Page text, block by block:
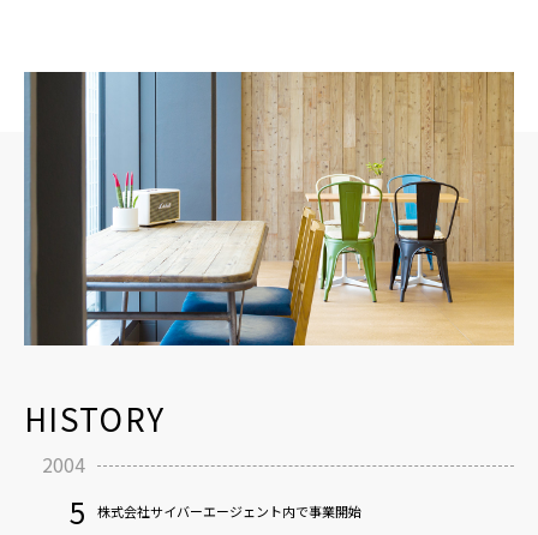
株式会社cory
代表取締役：諏訪 優太
〒150-0031 東京都渋谷区桜丘町20-1 渋谷インフォスタワー13F
株式会社UNCOVER TRUTH
代表取締役：石川 敬三
株式会社New B
〒150-0031 東京都渋谷区桜丘町20-1 渋谷インフォスタワー13F
(Shenyang), Ltd.）
総経理：丙 非
遼寧省瀋陽市渾南区上深溝村863-9号瀋陽国際軟件園D09号601室
事業内容：システム開発事業
台湾：台湾微告股份有限公司（MicroAd Taiwan, Ltd.）
総経理／董事長：丸木 勇人
副総経理：黃玉芬
副総経理：謝佳佳
EMAIL：taiwan-info@microad.co.jp
HISTORY
2004
5 株式会社サイバーエージェント内で事業開始